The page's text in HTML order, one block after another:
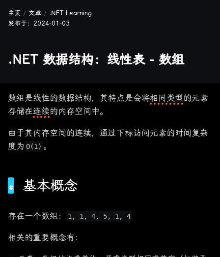
主页 文章
.NET Learning
发布于： 2024-01-03
.NET 数据结构：线性表 - 数组
数组是线性的数据结构，其特点是会将相同类型的元素
存储在连续的内存空间中。
由于其内存空间的连续，通过下标访问元素的时间复杂
度为 O(1) 。
基本概念
存在一个数组： 1, 1, 4, 5, 1, 4
相关的重要概念有：